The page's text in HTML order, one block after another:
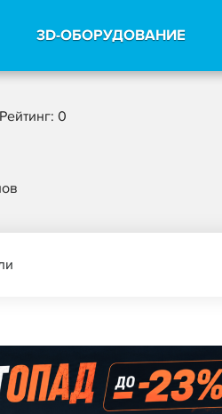
3D-ОБОРУДОВАНИЕ
Рейтинг: 0